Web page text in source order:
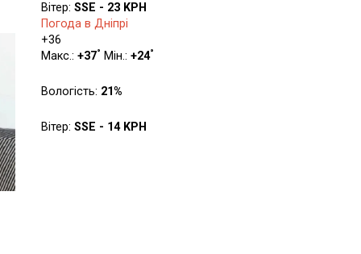
Вітер: SSE - 23 KPH
Погода в Дніпрі
+36
Макс.: +37° Мін.: +24°
Вологість: 21%
Вітер: SSE - 14 KPH